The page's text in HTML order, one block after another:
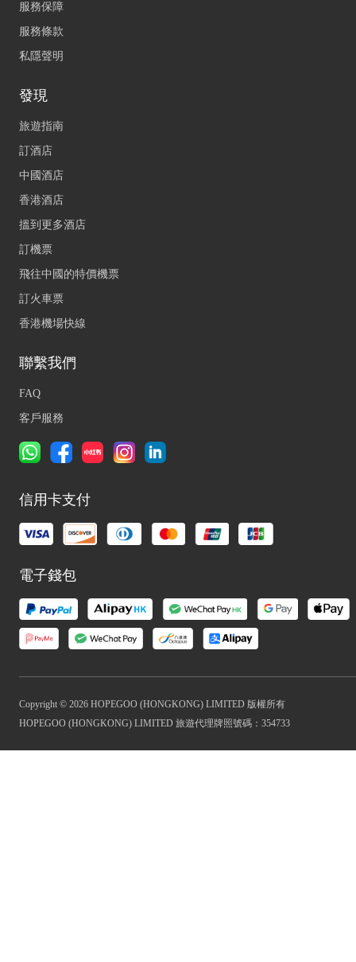
服務保障
服務條款
私隱聲明
發現
旅遊指南
訂酒店
中國酒店
香港酒店
搵到更多酒店
訂機票
飛往中國的特價機票
訂火車票
香港機場快線
聯繫我們
FAQ
客戶服務
信用卡支付
電子錢包
Copyright © 2026 HOPEGOO (HONGKONG) LIMITED 版權所有
HOPEGOO (HONGKONG) LIMITED 旅遊代理牌照號碼：354733